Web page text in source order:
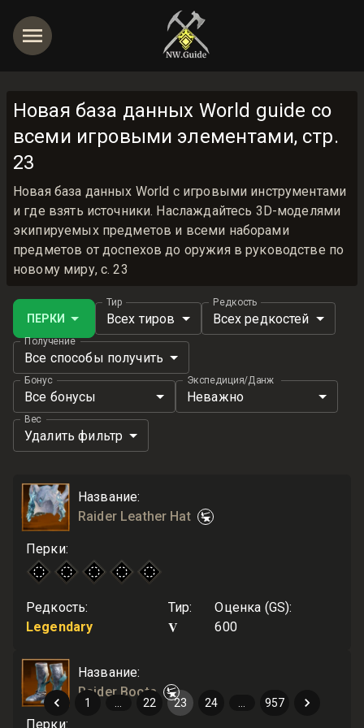
Новая база данных World guide со
всеми игровыми элементами, стр.
23
Новая база данных World с игровыми инструментами
и где взять источники. Наслаждайтесь 3D-моделями
экипируемых предметов и всеми наборами
предметов от доспехов до оружия в руководстве по
новому миру, с. 23
ПЕРКИ
Тир
Всех тиров
Редкость
Всех редкостей
Получение
Все способы получить
Бонус
Все бонусы
Экспедиция/Данж
Неважно
Вес
Удалить фильтр
Название:
Raider Leather Hat
Перки:
Редкость:
Legendary
Тир:
V
Оценка (GS):
600
Название:
Raider Boots
Перки:
1 22 23 24 957